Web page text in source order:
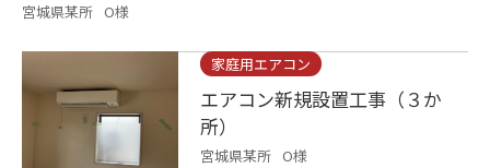
宮城県某所 O様
家庭用エアコン
エアコン新規設置工事（３か
所）
宮城県某所 O様